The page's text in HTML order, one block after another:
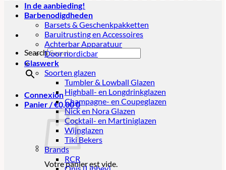
Search
×
Connexion
Panier /€0,000
Votre panier est vide.
In de aanbieding!
Barbenodigdheden
Barsets & Geschenkpakketten
Baruitrusting en Accessoires
Achterbar Apparatuur
Door nordicbar
Glaswerk
Soorten glazen
Tumbler & Lowball Glazen
Highball- en Longdrinkglazen
Champagne- en Coupeglazen
Nick en Nora Glazen
Cocktail- en Martiniglazen
Wijnglazen
Tiki Bekers
Brands
RCR